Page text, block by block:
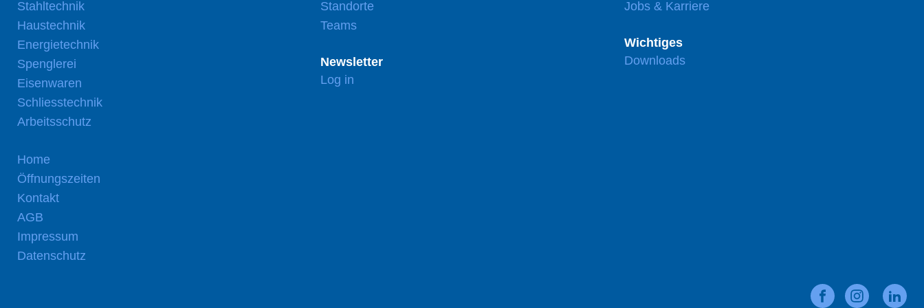
Stahltechnik
Haustechnik
Energietechnik
Spenglerei
Eisenwaren
Schliesstechnik
Arbeitsschutz
Standorte
Teams
Newsletter
Log in
Jobs & Karriere
Wichtiges
Downloads
Home
Öffnungszeiten
Kontakt
AGB
Impressum
Datenschutz